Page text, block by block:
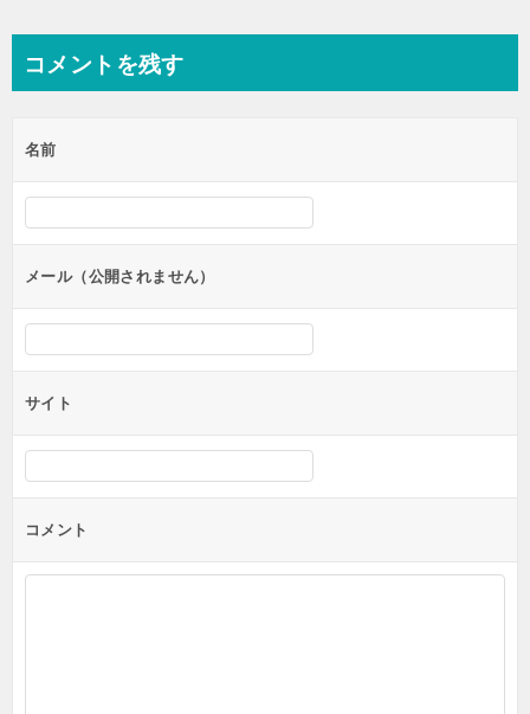
ビ
ー
シ
ョ
ン
コメントを残す
名前
メール（公開されません）
サイト
コメント